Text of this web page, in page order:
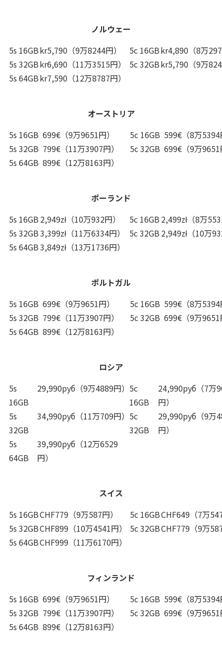
ノルウェー
5s 16GBkr5,790（9万8244円） 5c 16GBkr4,890（8万
5s 32GBkr6,690（11万3515円） 5c 32GBkr5,790（9万
5s 64GBkr7,590（12万8787円）
オーストリア
5s 16GB 699€（9万9651円） 5c 16GB 599€（8万
5s 32GB 799€（11万3907円） 5c 32GB 699€（9万
5s 64GB 899€（12万8163円）
ポーランド
5s 16GB 2,949zł（10万932円） 5c 16GB 2,499zł（8万
5s 32GB3,399zł（11万6334円） 5c 32GB 2,949zł（10万
5s 64GB3,849zł（13万1736円）
ポルトガル
5s 16GB 699€（9万9651円） 5c 16GB 599€（8万
5s 32GB 799€（11万3907円） 5c 32GB 699€（9万
5s 64GB 899€（12万8163円）
ロシア
5s
16GB
29,990руб（9万4889円） 5c
16GB
24,990руб（7万
円）
5s
32GB
34,990руб（11万709円） 5c
32GB
29,990руб（9万
円）
5s
64GB
39,990руб（12万6529
円）
スイス
5s 16GBCHF779（9万587円） 5c 16GBCHF649（7万
5s 32GBCHF899（10万4541円） 5c 32GBCHF779（9万
5s 64GBCHF999（11万6170円）
フィンランド
5s 16GB 699€（9万9651円） 5c 16GB 599€（8万
5s 32GB 799€（11万3907円） 5c 32GB 699€（9万
5s 64GB 899€（12万8163円）